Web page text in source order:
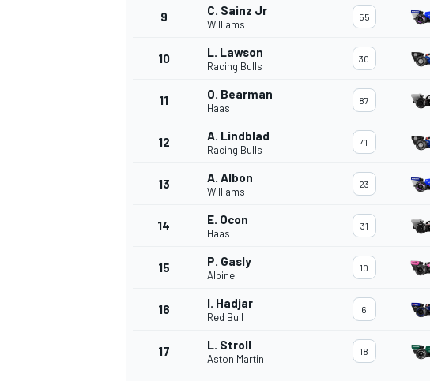
9 C. Sainz Jr
Williams
55
10 L. Lawson
Racing Bulls
30
11 O. Bearman
Haas
87
12 A. Lindblad
Racing Bulls
41
13 A. Albon
Williams
23
14 E. Ocon
Haas
31
15 P. Gasly
Alpine
10
16 I. Hadjar
Red Bull
6
17 L. Stroll
Aston Martin
18